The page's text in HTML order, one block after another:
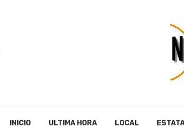
INICIO ULTIMA HORA LOCAL